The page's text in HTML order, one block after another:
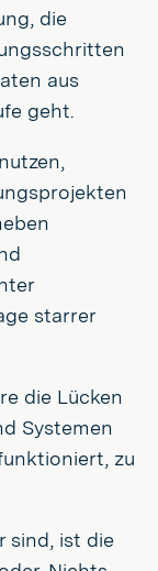
die
aus
geht.
starrer
die Lücken
Systemen
zu
sind, ist die